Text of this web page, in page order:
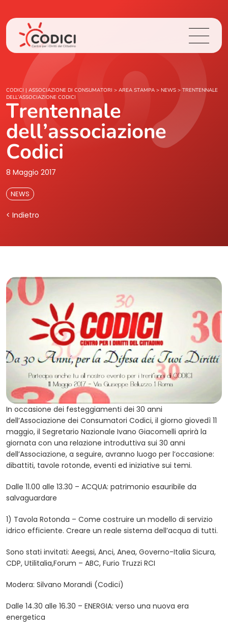
Chi Siamo
Cosa Facciamo
Area Stampa
CODICI | ASSOCIAZIONE DI CONSUMATORI > AREA STAMPA > NEWS > TRENTENNALE
DELL’ASSOCIAZIONE CODICI
Trentennale
dell’associazione
Codici
8 Maggio 2017
NEWS
< Indietro
In occasione dei festeggiamenti dei 30 anni
dell’Associazione dei Consumatori Codici, il giorno giovedì 11
maggio, il Segretario Nazionale Ivano Giacomelli aprirà la
giornata con una relazione introduttiva sui 30 anni
dell’Associazione, a seguire, avranno luogo per l’occasione:
dibattiti, tavole rotonde, eventi ed iniziative sui temi.
Dalle 11.00 alle 13.30 – ACQUA: patrimonio esauribile da
salvaguardare
1) Tavola Rotonda – Come costruire un modello di servizio
idrico efficiente. Creare un reale sistema dell’acqua di tutti.
Sono stati invitati: Aeegsi, Anci, Anea, Governo-Italia Sicura,
CDP, Utilitalia,Forum – ABC, Furio Truzzi RCI
Modera: Silvano Morandi (Codici)
Dalle 14.30 alle 16.30 – ENERGIA: verso una nuova era
energetica